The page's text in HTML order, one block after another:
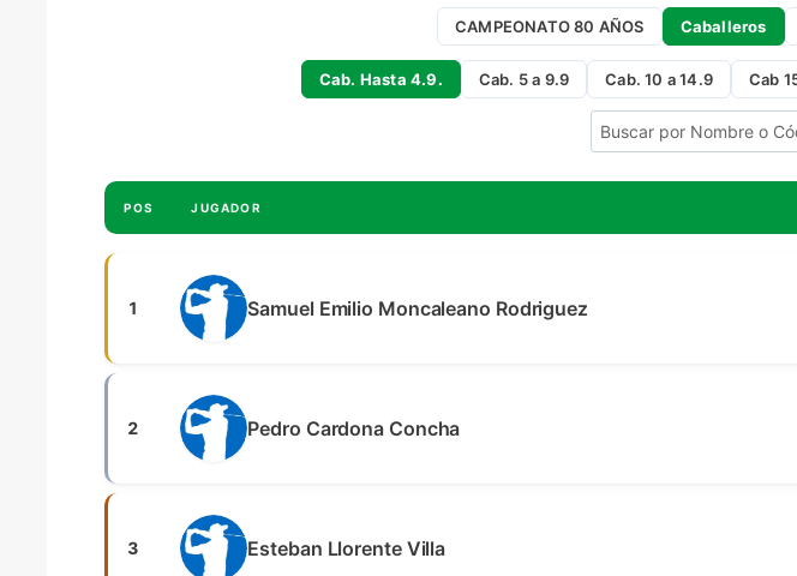
CAMPEONATO 80 AÑOS Caballeros
Cab. Hasta 4.9. Cab. 5 a 9.9 Cab. 10 a 14.9 Cab
POS JUGADOR
1 Samuel Emilio Moncaleano Rodriguez
2 Pedro Cardona Concha
3 Esteban Llorente Villa